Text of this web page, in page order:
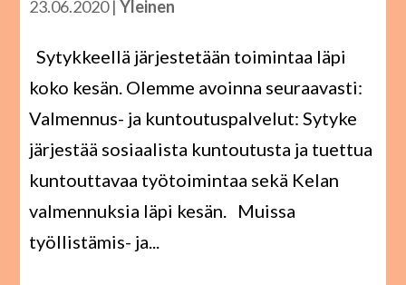
23.06.2020|Yleinen
Sytykkeellä järjestetään toimintaa läpi
koko kesän. Olemme avoinna seuraavasti:
Valmennus- ja kuntoutuspalvelut: Sytyke
järjestää sosiaalista kuntoutusta ja tuettua
kuntouttavaa työtoimintaa sekä Kelan
valmennuksia läpi kesän. Muissa
työllistämis- ja...